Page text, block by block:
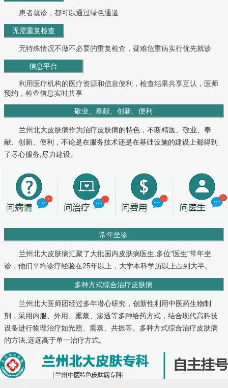
患者就诊，都可以通过绿色通道
无需重复检查
无特殊情况不做不必要的重复检查，疑难危重病实行优先就诊
信息平台
利用医疗机构的医疗资源和信息便利，检查结果共享互认，医师
预约，检查信息实时共享
敬业、奉献、创新、便利
兰州北大皮肤病作为治疗皮肤病的特色，不断精医、敬业、奉
献、创新、便利，不论是在服务技术还是在基础设施的建设上都得到
了尽心服务,尽力建设。
常年坐诊
兰州北大皮肤病汇聚了大批国内皮肤病医生,多位"医生"常年坐
诊，他们平均诊疗经验在25年以上，大学本科学历以上占到大半。
多种方式综合治疗皮肤病
兰州北大医师团经过多年潜心研究，创新性利用中医药生物制
剂，采用内服、外用、熏蒸、渗透等多种给药方式，结合现代高科技
设备进行物理治疗如光照、熏蒸、共振等。多种方式综合治疗皮肤病
的方法,远远高于单一治疗方式。